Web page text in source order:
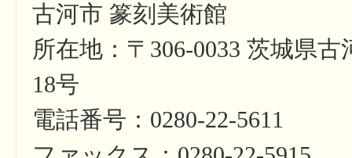
古河市 篆刻美術館
所在地：〒306-0033 茨城県
18号
電話番号：0280-22-5611